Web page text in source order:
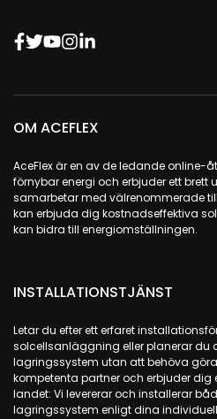
OM ACEFLEX
AceFlex är en av de ledande online-
förnybar energi och erbjuder ett brett
samarbetar med välrenommerade
kan erbjuda dig kostnadseffektiva
kan bidra till energiomställningen.
INSTALLATIONSTJÄNST
Letar du efter ett erfaret
solcellsanläggning eller planerar du
lagringssystem utan att behöva
kompetenta partner och erbjuder
landet: Vi levererar och installerar
lagringssystem enligt dina